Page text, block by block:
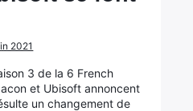
2021
3 de la 6 French
et Ubisoft annoncent
un changement de